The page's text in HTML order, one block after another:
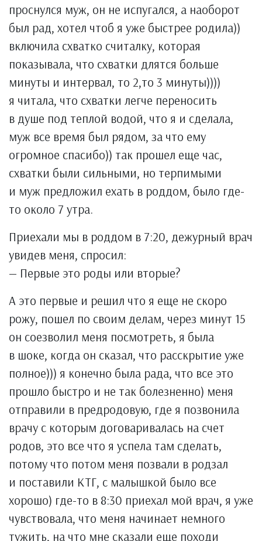
проснулся муж, он не испугался, а наоборот
был рад, хотел чтоб я уже быстрее родила))
включила схватко считалку, которая
показывала, что схватки длятся больше
минуты и интервал, то 2,то 3 минуты))))
я читала, что схватки легче переносить
в душе под теплой водой, что я и сделала,
муж все время был рядом, за что ему
огромное спасибо)) так прошел еще час,
схватки были сильными, но терпимыми
и муж предложил ехать в роддом, было где-
то около 7 утра.
Приехали мы в роддом в 7:20, дежурный врач
увидев меня, спросил:
— Первые это роды или вторые?
А это первые и решил что я еще не скоро
рожу, пошел по своим делам, через минут 15
он соезволил меня посмотреть, я была
в шоке, когда он сказал, что расскрытие уже
полное))) я конечно была рада, что все это
прошло быстро и не так болезненно) меня
отправили в предродовую, где я позвонила
врачу с которым договаривалась на счет
родов, это все что я успела там сделать,
потому что потом меня позвали в родзал
и поставили КТГ, с малышкой было все
хорошо) где-то в 8:30 приехал мой врач, я уже
чувствовала, что меня начинает немного
тужить, на что мне сказали еще походи